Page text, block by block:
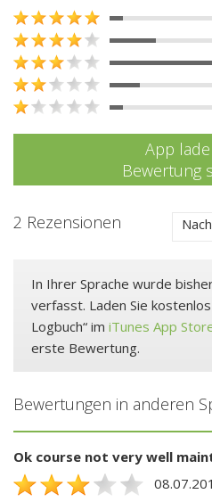
App
Bewertung
2 Rezensionen
In Ihrer Sprache wurde
verfasst. Laden Sie
Logbuch“ im iTunes App
erste Bewertung.
Bewertungen in anderen
Ok course not very well